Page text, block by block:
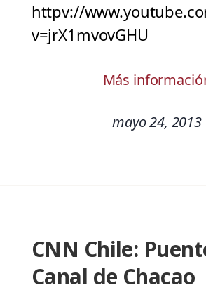
httpv://
v=jrX1mvovGHU
Más
mayo 24, 2013
CNN Chile:
Canal de Chacao